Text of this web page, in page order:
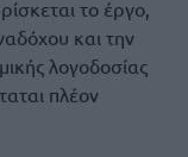
το έργο,
και την
λογοδοσίας
πλέον